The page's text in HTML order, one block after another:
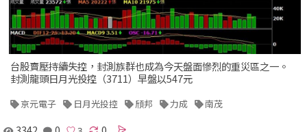
台股賣壓持續失控，封測族群也成為今天盤面慘烈的重災區之一。
封測龍頭日月光投控（3711）早盤以547元
京元電子 日月光投控 頎邦 力成 南茂